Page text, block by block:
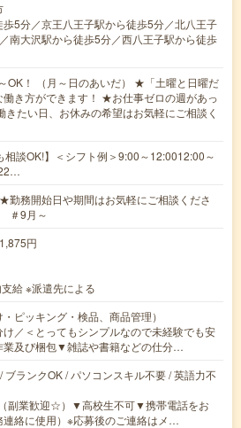
歩5分／京王八王子駅から徒歩5分／北八王子
南大沢駅から徒歩5分／西八王子駅から徒歩
OK！ （月～日のあいだ） ★「土曜と日曜だ
働き方ができます！ ★お仕事ゼロの週があっ
きたい日、お休みの希望はお気軽にご相談く
相談OK!】＜シフト例＞9:00～12:0012:00～
務開始日や期間はお気軽にご相談くださ
＃9月～
円
給 ※派遣先による
ピッキング・検品、商品管理）
け／＜とってもシンプルなので未経験でも安
及び梱包▼雑誌や書籍などの仕分…
ブランクOK / パソコンスキル不要 / 英語力不
副業歓迎☆）▼高校生不可▼携帯電話をお
連絡に使用）※応募後のご連絡はメ…